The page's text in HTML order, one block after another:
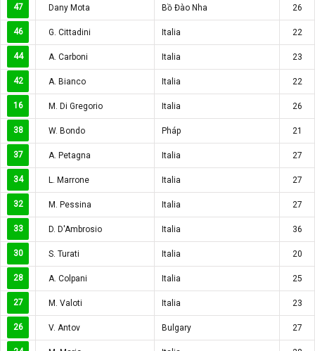
47 Dany Mota Bồ Đào Nha 26
46 G. Cittadini Italia 22
44 A. Carboni Italia 23
42 A. Bianco Italia 22
16 M. Di Gregorio Italia 26
38 W. Bondo Pháp 21
37 A. Petagna Italia 27
34 L. Marrone Italia 27
32 M. Pessina Italia 27
33 D. D'Ambrosio Italia 36
30 S. Turati Italia 20
28 A. Colpani Italia 25
27 M. Valoti Italia 23
26 V. Antov Bulgary 27